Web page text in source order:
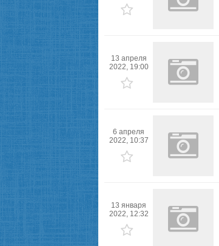
13 апреля
2022, 19:00
6 апреля
2022, 10:37
13 января
2022, 12:32